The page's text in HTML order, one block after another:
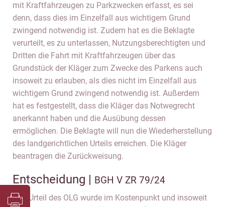
mit Kraftfahrzeugen zu Parkzwecken erfasst, es sei
denn, dass dies im Einzelfall aus wichtigem Grund
zwingend notwendig ist. Zudem hat es die Beklagte
verurteilt, es zu unterlassen, Nutzungsberechtigten und
Dritten die Fahrt mit Kraftfahrzeugen über das
Grundstück der Kläger zum Zwecke des Parkens auch
insoweit zu erlauben, als dies nicht im Einzelfall aus
wichtigem Grund zwingend notwendig ist. Außerdem
hat es festgestellt, dass die Kläger das Notwegrecht
anerkannt haben und die Ausübung dessen
ermöglichen. Die Beklagte will nun die Wiederherstellung
des landgerichtlichen Urteils erreichen. Die Kläger
beantragen die Zurückweisung.
Entscheidung | BGH V ZR 79/24
Das Urteil des OLG wurde im Kostenpunkt und insoweit